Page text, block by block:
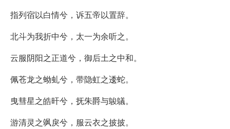
指列宿以白情兮，诉五帝以置辞。
北斗为我折中兮，太一为余听之。
云服阴阳之正道兮，御后土之中和。
佩苍龙之蚴虬兮，带隐虹之逶蛇。
曳彗星之皓旰兮，抚朱爵与鵔鸃。
游清灵之飒戾兮，服云衣之披披。